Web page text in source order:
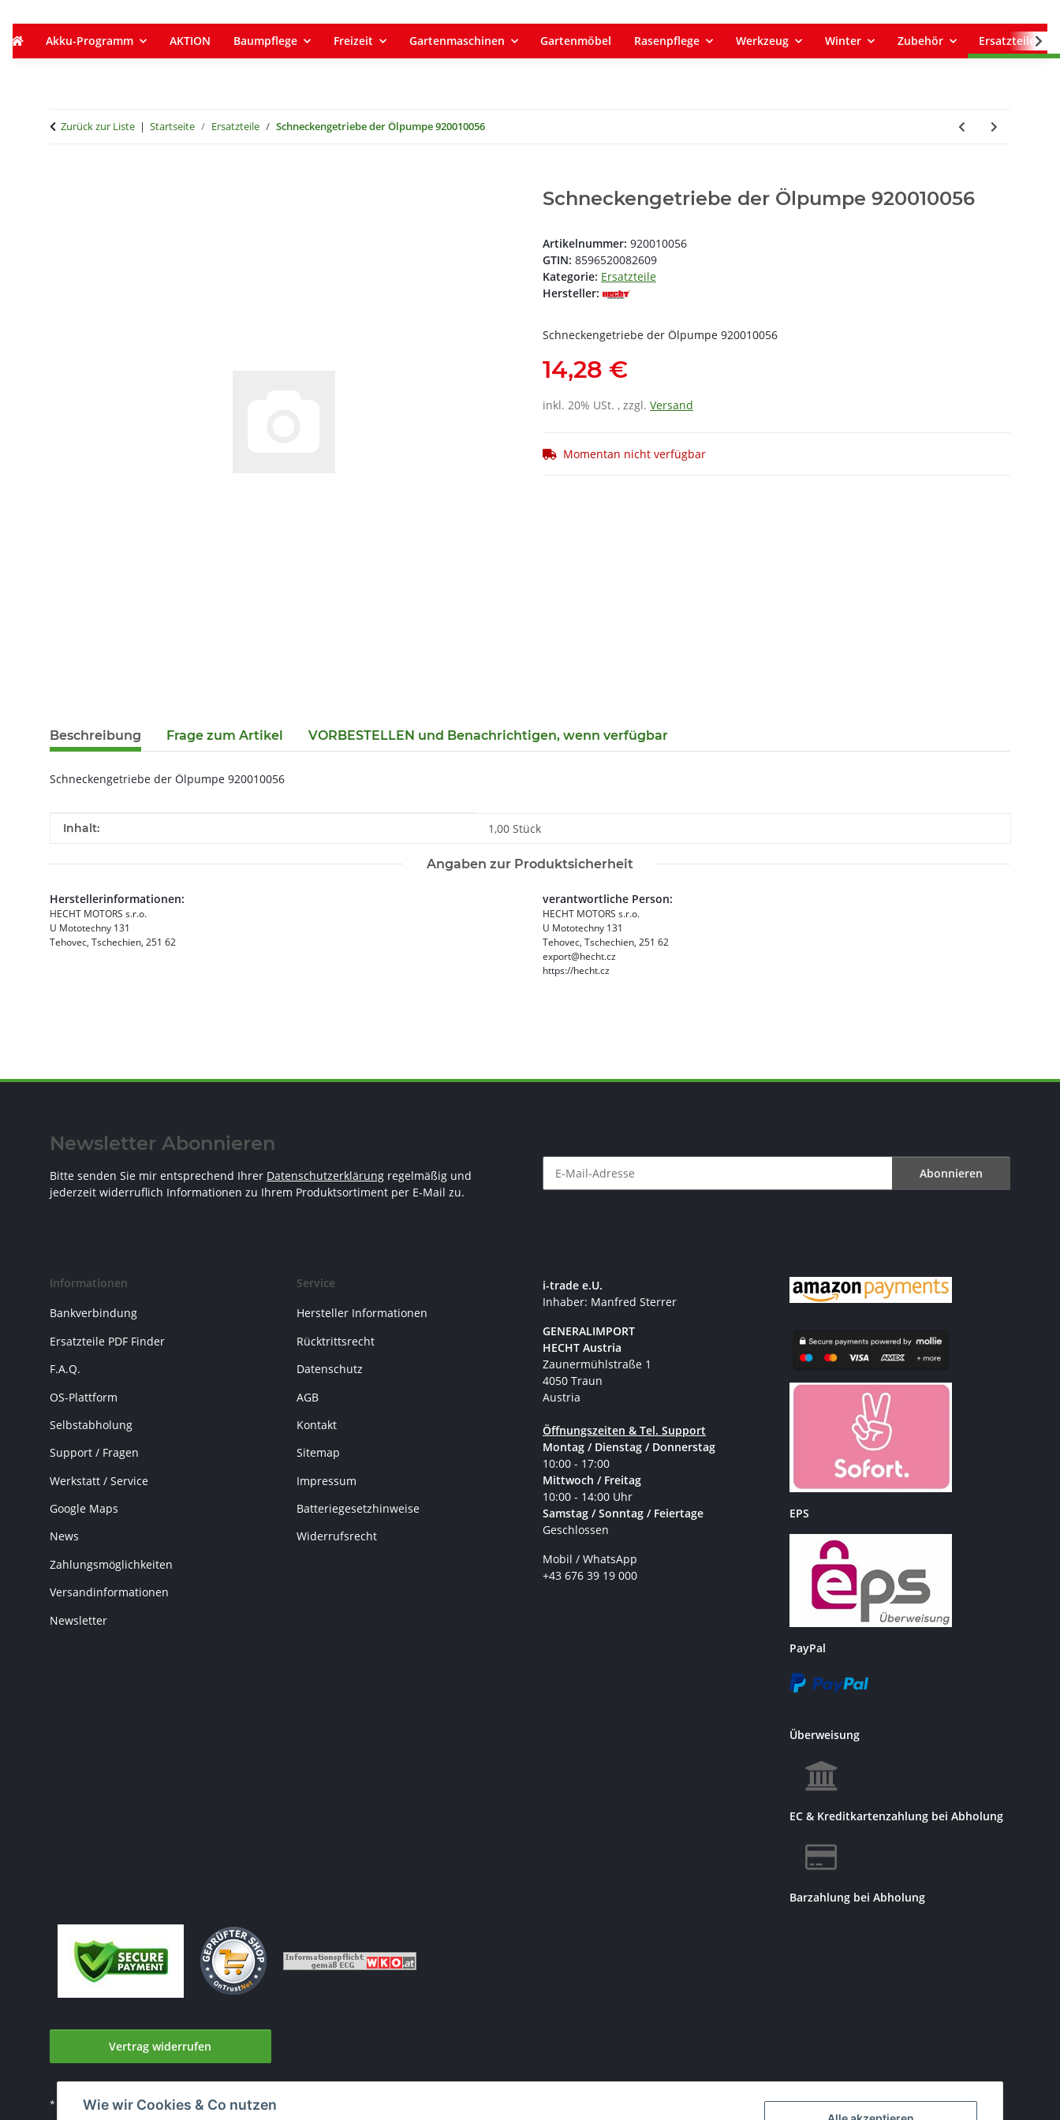
Wie wir Cookies & Co nutzen
Akku-Programm AKTION Baumpflege Freizeit Gartenmaschinen Gartenmöbel Rasenpflege Werkzeug Winter Zubehör Ersatzteile
Zurück zur Liste Startseite Ersatzteile Schneckengetriebe der Ölpumpe 920010056
Schneckengetriebe der Ölpumpe 920010056
Artikelnummer: 920010056
GTIN: 8596520082609
Kategorie: Ersatzteile
Hersteller:
Schneckengetriebe der Ölpumpe 920010056
14,28 €
inkl. 20% USt. , zzgl. Versand
Momentan nicht verfügbar
Beschreibung Frage zum Artikel VORBESTELLEN und Benachrichtigen, wenn verfügbar
Schneckengetriebe der Ölpumpe 920010056
Produkteigenschaft
Wert
Inhalt: 1,00 Stück
Angaben zur Produktsicherheit
Herstellerinformationen:
HECHT MOTORS s.r.o.
U Mototechny 131
Tehovec, Tschechien, 251 62
verantwortliche Person:
HECHT MOTORS s.r.o.
U Mototechny 131
Tehovec, Tschechien, 251 62
export@hecht.cz
https://hecht.cz
Newsletter Abonnieren
Bitte senden Sie mir entsprechend Ihrer Datenschutzerklärung regelmäßig und
jederzeit widerruflich Informationen zu Ihrem Produktsortiment per E-Mail zu.
Abonnieren
Informationen
Bankverbindung
Ersatzteile PDF Finder
F.A.Q.
OS-Plattform
Selbstabholung
Support / Fragen
Werkstatt / Service
Google Maps
News
Zahlungsmöglichkeiten
Versandinformationen
Newsletter
Service
Hersteller Informationen
Rücktrittsrecht
Datenschutz
AGB
Kontakt
Sitemap
Impressum
Batteriegesetzhinweise
Widerrufsrecht
i-trade e.U.
Inhaber: Manfred Sterrer
GENERALIMPORT
HECHT Austria
Zaunermühlstraße 1
4050 Traun
Austria
Öffnungszeiten & Tel. Support
Montag / Dienstag / Donnerstag
10:00 - 17:00
Mittwoch / Freitag
10:00 - 14:00 Uhr
Samstag / Sonntag / Feiertage
Geschlossen
Mobil / WhatsApp
+43 676 39 19 000
EPS
PayPal
Überweisung
EC & Kreditkartenzahlung bei Abholung
Barzahlung bei Abholung
Vertrag widerrufen
* Alle Preise inkl. gesetzlicher USt., zzgl. Versand